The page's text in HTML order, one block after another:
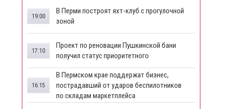
В Перми построят яхт-клуб с прогулочной
зоной
19:00
​Проект по реновации Пушкинской бани
получил статус приоритетного
17:10
​В Пермском крае поддержат бизнес,
пострадавший от ударов беспилотников
по складам маркетплейса
16:15